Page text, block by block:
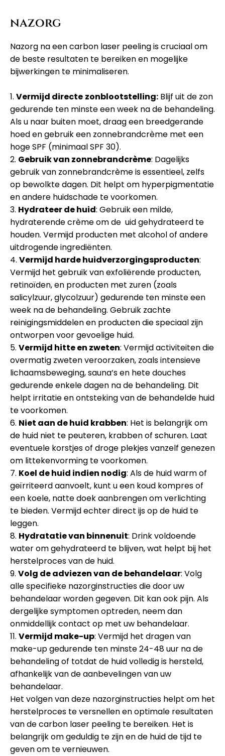
nazorg
Nazorg na een carbon laser peeling is cruciaal om
de beste resultaten te bereiken en mogelijke
bijwerkingen te minimaliseren.
1. Vermijd directe zonblootstelling: Blijf uit de zon
gedurende ten minste een week na de behandeling.
Als u naar buiten moet, draag een breedgerande
hoed en gebruik een zonnebrandcrème met een
hoge SPF (minimaal SPF 30).
2. Gebruik van zonnebrandcrème: Dagelijks
gebruik van zonnebrandcrème is essentieel, zelfs
op bewolkte dagen. Dit helpt om hyperpigmentatie
en andere huidschade te voorkomen.
3. Hydrateer de huid: Gebruik een milde,
hydraterende crème om de uid gehydrateerd te
houden. Vermijd producten met alcohol of andere
uitdrogende ingrediënten.
4. Vermijd harde huidverzorgingsproducten:
Vermijd het gebruik van exfoliërende producten,
retinoïden, en producten met zuren (zoals
salicylzuur, glycolzuur) gedurende ten minste een
week na de behandeling. Gebruik zachte
reinigingsmiddelen en producten die speciaal zijn
ontworpen voor gevoelige huid.
5. Vermijd hitte en zweten: Vermijd activiteiten die
overmatig zweten veroorzaken, zoals intensieve
lichaamsbeweging, sauna’s en hete douches
gedurende enkele dagen na de behandeling. Dit
helpt irritatie en ontsteking van de behandelde huid
te voorkomen.
6. Niet aan de huid krabben: Het is belangrijk om
de huid niet te peuteren, krabben of schuren. Laat
eventuele korstjes of droge plekjes vanzelf genezen
om littekenvorming te voorkomen.
7. Koel de huid indien nodig: Als de huid warm of
geïrriteerd aanvoelt, kunt u een koud kompres of
een koele, natte doek aanbrengen om verlichting
te bieden. Vermijd echter direct ijs op de huid te
leggen.
8. Hydratatie van binnenuit: Drink voldoende
water om gehydrateerd te blijven, wat helpt bij het
herstelproces van de huid.
9. Volg de adviezen van de behandelaar: Volg
alle specifieke nazorginstructies die door uw
behandelaar worden gegeven. Dit kan ook pijn. Als
dergelijke symptomen optreden, neem dan
onmiddellijk contact op met uw behandelaar.
11. Vermijd make-up: Vermijd het dragen van
make-up gedurende ten minste 24-48 uur na de
behandeling of totdat de huid volledig is hersteld,
afhankelijk van de aanbevelingen van uw
behandelaar.
Het volgen van deze nazorginstructies helpt om het
herstelproces te versnellen en optimale resultaten
van de carbon laser peeling te bereiken. Het is
belangrijk om geduldig te zijn en de huid de tijd te
geven om te vernieuwen.